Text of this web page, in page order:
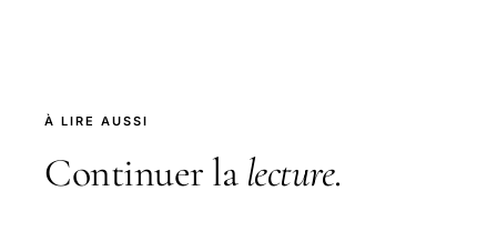
À LIRE AUSSI
Continuer la lecture.